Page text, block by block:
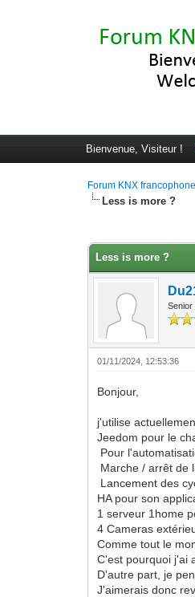
Bienvenue, Visiteur !
Forum KNX
Less is more ?
Less is more ?
Senior
01/11/2024, 12:53:36
Bonjour,
j'utilise
Jeedom pour le
Pour
Marche / arrêt de
Lancement des
HA pour son
1 serveur 1home
4 Cameras
Comme tout le
C'est pourquoi j'ai
D'autre part, je
J'aimerais donc